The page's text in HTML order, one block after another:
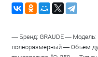
— Бренд: GRAUDE — Модель:
полноразмерный — Объем